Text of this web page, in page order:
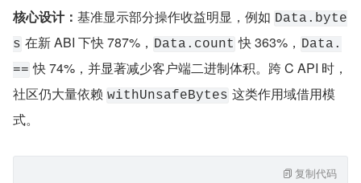
核心设计： 基准显示部分操作收益明显，例如 Data.byte
s 在新 ABI 下快 787%， Data.count 快 363%， Data.
== 快 74%，并显著减少客户端二进制体积。跨 C API 时，
社区仍大量依赖 withUnsafeBytes 这类作用域借用模
式。
复制代码